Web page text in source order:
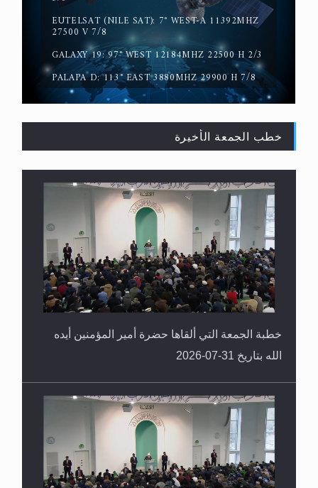
المفهوم الحقيقي للجهاد الإسلامي..
سورة التكوير تُنبئ بزمن بعثة المسيح الموعود عليه
السلام
EUTELSAT (NILE SAT): 7° WEST-A 11392MHZ
27500 V 7/8
GALAXY 19: 97° WEST 12184MHZ 22500 H 2/3
PALAPA D: 113° EAST 3880MHZ 29900 H 7/8
خطب الجمعة الأخيرة
خطبة الجمعة التي ألقاها حضرة أمير المؤمنين أيده
الله بتاريخ 31-07-2026